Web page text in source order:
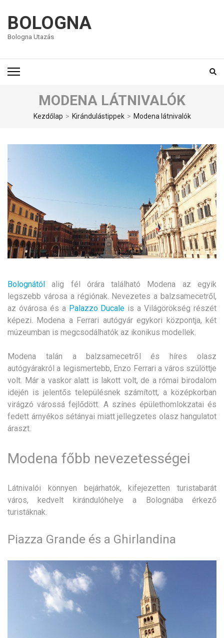
BOLOGNA
Bologna Utazás
MODENA LÁTNIVALÓK
Kezdőlap > Kirándulástippek > Modena látnivalók
Bolognától alig fél órára található Modena az egyik
legszebb városa a régiónak. Nevezetes a balzsamecetről,
az óvárosa és a Palazzo Ducale is a Világörökség részét
képezi. Modena a Ferrari autógyár egykori központja, két
múzeumban is megcsodálhatók az ikonikus modellek.
Modena talán a balzsamecetről és híres olasz
autógyárakról a legismertebb, Enzo Ferrari a város szülöttje
volt. Már a vaskor alatt is lakott volt, de a római birodalom
idején is jelentős településnek számított, a középkorban
virágzó várossá fejlődött. A színes épülethomlokzatai és
fedett árnyékos sétányai miatt jellegzetes olasz hangulatot
áraszt.
Modena főbb nevezetességei
Látnivalói könnyen bejárhatók, kifejezetten turistabarát
város, kedvelt kirándulóhelye a Bolognába érkező
turistáknak.
Piazza Grande és a Ghirlandina